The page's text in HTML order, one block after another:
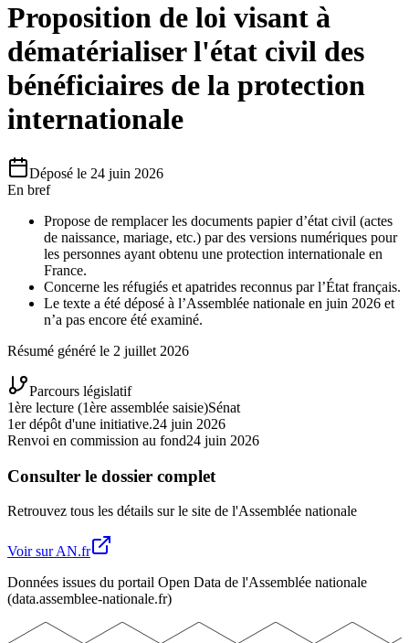
Proposition de loi visant à
dématérialiser l'état civil des
bénéficiaires de la protection
internationale
Déposé le 24 juin 2026
En bref
Propose de remplacer les documents papier d’état civil (actes
de naissance, mariage, etc.) par des versions numériques pour
les personnes ayant obtenu une protection internationale en
France.
Concerne les réfugiés et apatrides reconnus par l’État français.
Le texte a été déposé à l’Assemblée nationale en juin 2026 et
n’a pas encore été examiné.
Résumé généré le 2 juillet 2026
Parcours législatif
1ère lecture (1ère assemblée saisie)Sénat
1er dépôt d'une initiative.24 juin 2026
Renvoi en commission au fond24 juin 2026
Consulter le dossier complet
Retrouvez tous les détails sur le site de l'Assemblée nationale
Voir sur AN.fr
Données issues du portail Open Data de l'Assemblée nationale
(data.assemblee-nationale.fr)